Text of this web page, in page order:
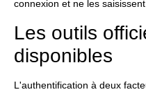
connexion et ne les
Les outils
disponibles
L'authentification à deux